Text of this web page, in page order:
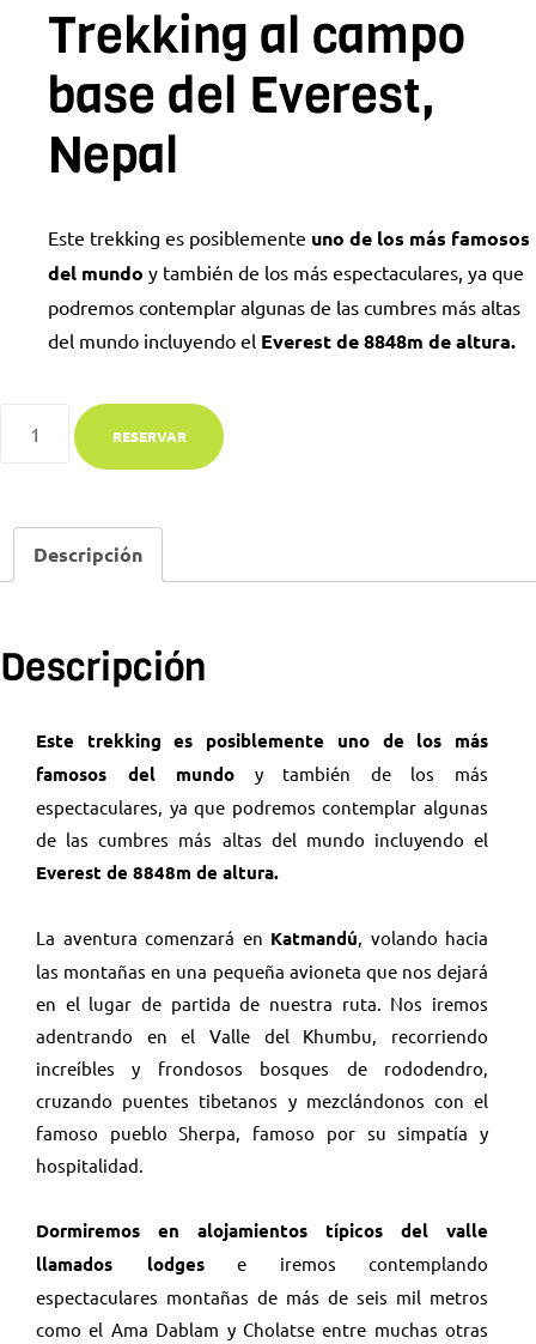
Trekking al campo
base del Everest,
Nepal
Este trekking es posiblemente uno de los más famosos
del mundo y también de los más espectaculares, ya que
podremos contemplar algunas de las cumbres más altas
del mundo incluyendo el Everest de 8848m de altura.
RESERVAR
Descripción
Descripción
Este trekking es posiblemente uno de los más
famosos del mundo y también de los más
espectaculares, ya que podremos contemplar algunas
de las cumbres más altas del mundo incluyendo el
Everest de 8848m de altura.
La aventura comenzará en Katmandú, volando hacia
las montañas en una pequeña avioneta que nos dejará
en el lugar de partida de nuestra ruta. Nos iremos
adentrando en el Valle del Khumbu, recorriendo
increíbles y frondosos bosques de rododendro,
cruzando puentes tibetanos y mezclándonos con el
famoso pueblo Sherpa, famoso por su simpatía y
hospitalidad.
Dormiremos en alojamientos típicos del valle
llamados lodgese iremos contemplando
espectaculares montañas de más de seis mil metros
como el Ama Dablam y Cholatse entre muchas otras